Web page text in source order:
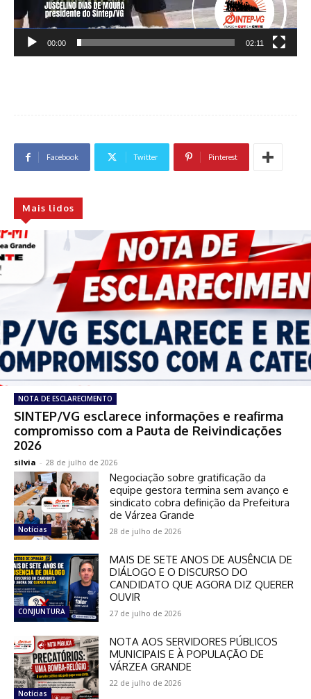
00:00 02:11
Facebook Twitter Pinterest
Mais lidos
NOTA DE ESCLARECIMENTO
SINTEP/VG esclarece informações e reafirma
compromisso com a Pauta de Reivindicações
2026
silvia - 28 de julho de 2026
Notícias
Negociação sobre gratificação da
equipe gestora termina sem avanço e
sindicato cobra definição da Prefeitura
de Várzea Grande
28 de julho de 2026
CONJUNTURA
MAIS DE SETE ANOS DE AUSÊNCIA DE
DIÁLOGO E O DISCURSO DO
CANDIDATO QUE AGORA DIZ QUERER
OUVIR
27 de julho de 2026
Notícias
NOTA AOS SERVIDORES PÚBLICOS
MUNICIPAIS E À POPULAÇÃO DE
VÁRZEA GRANDE
22 de julho de 2026